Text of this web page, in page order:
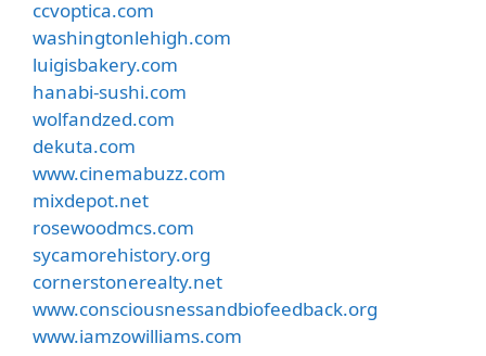
ccvoptica.com
washingtonlehigh.com
luigisbakery.com
hanabi-sushi.com
wolfandzed.com
dekuta.com
www.cinemabuzz.com
mixdepot.net
rosewoodmcs.com
sycamorehistory.org
cornerstonerealty.net
www.consciousnessandbiofeedback.org
www.iamzowilliams.com